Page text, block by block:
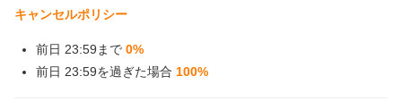
キャンセルポリシー
前日 23:59まで 0%
前日 23:59を過ぎた場合 100%